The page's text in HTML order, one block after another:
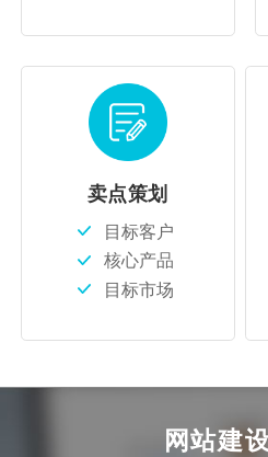
卖点策划
目标客户
核心产品
目标市场
网站建